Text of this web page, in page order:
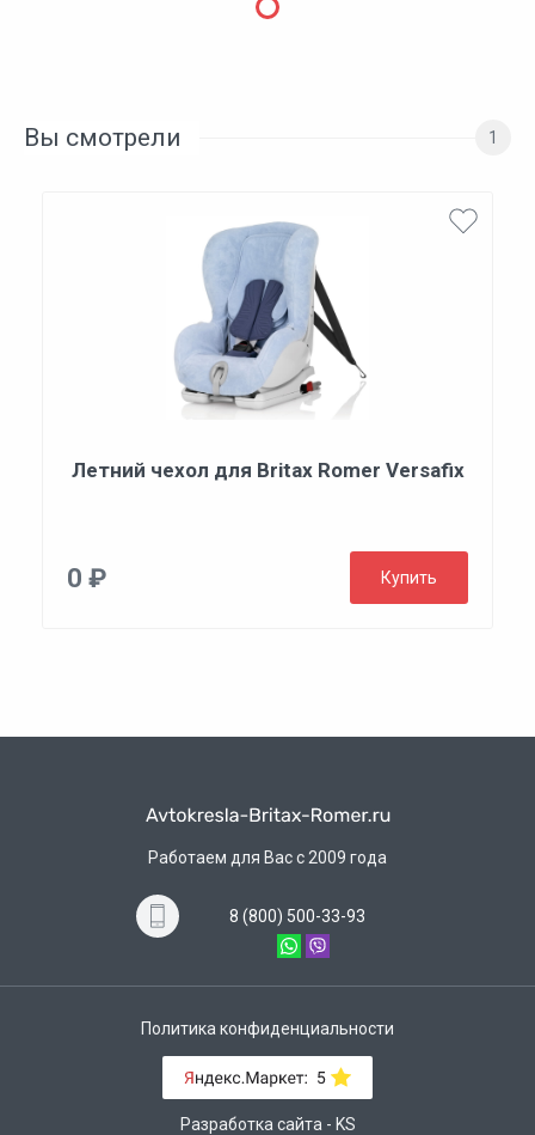
Вы смотрели 1
Летний чехол для Britax Romer Versafix
0 ₽ Купить
Работаем для Вас с 2009 года
8 (800) 500-33-93
Политика конфиденциальности
Разработка сайта - KS